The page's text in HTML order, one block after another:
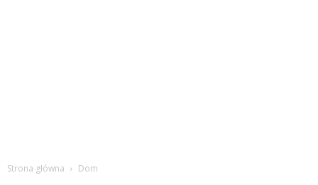
Strona główna Dom